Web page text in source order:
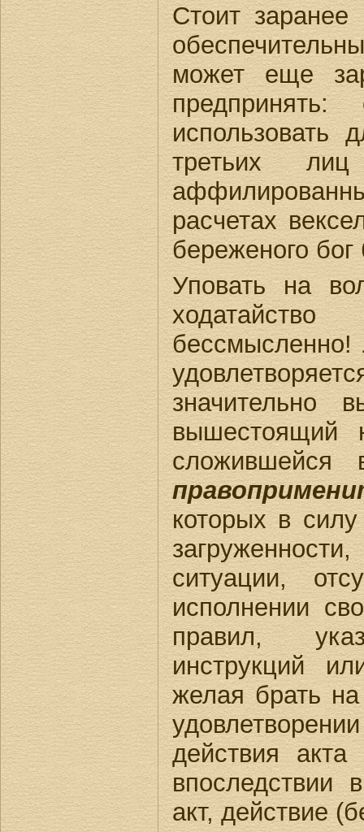
Стоит
может еще
использовать
третьих
расчетах
береженого
Уповать на
бессмысленно!
значительно
вышестоящий
которых в
ситуации,
исполнении
правил,
инструкций
желая брать на
действия акта
впоследствии
акт, действие